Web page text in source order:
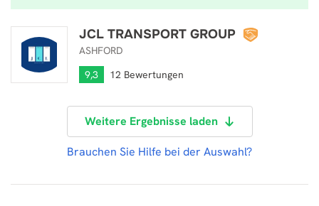
JCL TRANSPORT GROUP
ASHFORD
9,3
12 Bewertungen
JCL TRANSPORT GROUP
Weitere Ergebnisse laden
Brauchen Sie Hilfe bei der Auswahl?